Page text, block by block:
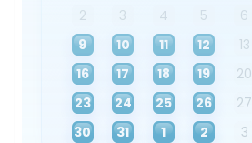
2
3 4 5 6
9
10 11 12 13
16
17 18 19 20
23
24 25 26 27
30
31 1 2 3